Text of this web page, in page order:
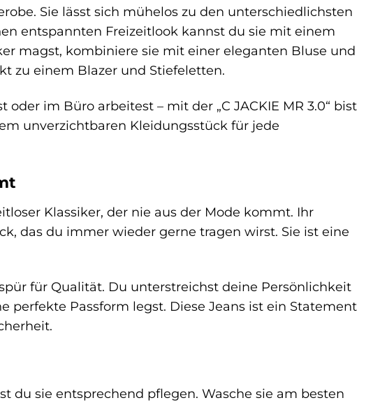
Sie lässt sich mühelos zu den unterschiedlichsten
entspannten Freizeitlook kannst du sie mit einem
magst, kombiniere sie mit einer eleganten Bluse und
zu einem Blazer und Stiefeletten.
im Büro arbeitest – mit der „C JACKIE MR 3.0“ bist
unverzichtbaren Kleidungsstück für jede
Klassiker, der nie aus der Mode kommt. Ihr
das du immer wieder gerne tragen wirst. Sie ist eine
für Qualität. Du unterstreichst deine Persönlichkeit
Passform legst. Diese Jeans ist ein Statement
du sie entsprechend pflegen. Wasche sie am besten